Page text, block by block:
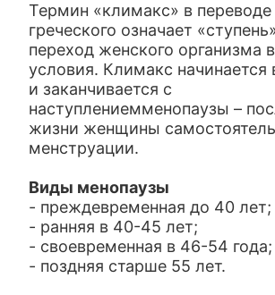
Термин «климакс» в переводе
греческого означает
переход женского организма
условия. Климакс начинается
и заканчивается с
наступлениемменопаузы –
жизни женщины
менструации.
Виды менопаузы
- преждевременная до 40 лет;
- ранняя в 40-45 лет;
- своевременная в 46-54 года;
- поздняя старше 55 лет.